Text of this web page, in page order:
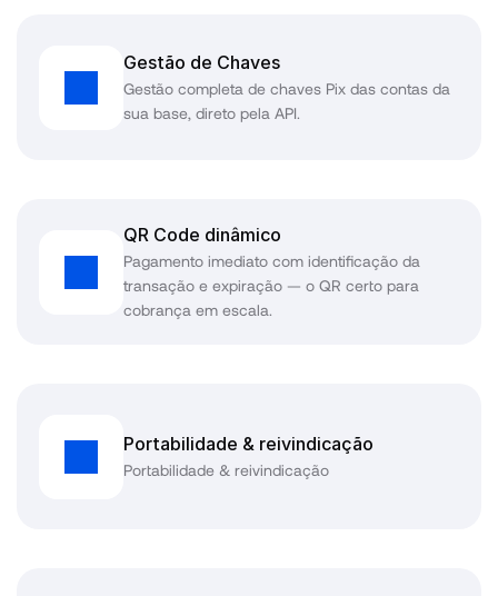
Gestão de Chaves
Gestão completa de chaves Pix das contas da
sua base, direto pela API.
QR Code dinâmico
Pagamento imediato com identificação da
transação e expiração — o QR certo para
cobrança em escala.
Portabilidade & reivindicação
Portabilidade & reivindicação